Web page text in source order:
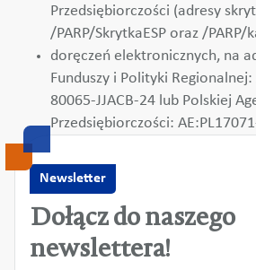
Przedsiębiorczości (adresy
/PARP/SkrytkaESP oraz /PARP/
doręczeń elektronicznych, na
Funduszy i Polityki Regionalnej:
80065-JJACB-24 lub Polskiej
Przedsiębiorczości:
Newsletter
Dołącz do naszego
newslettera!